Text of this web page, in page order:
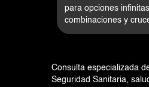
para opciones
combinaciones y
Consulta especializada
Seguridad Sanitaria,